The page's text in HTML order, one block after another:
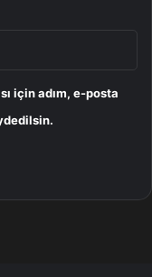
için adım, e-posta